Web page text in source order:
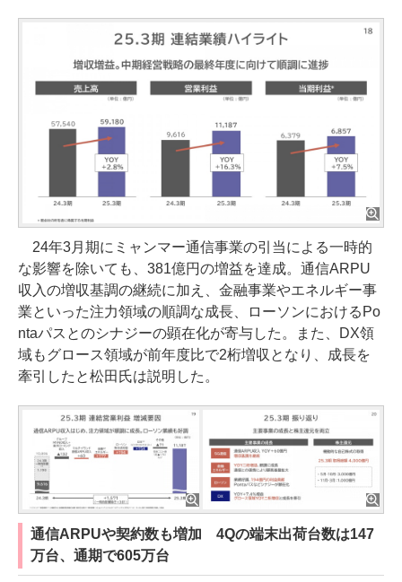
24年3月期にミャンマー通信事業の引当による一時的
な影響を除いても、381億円の増益を達成。通信ARPU
収入の増収基調の継続に加え、金融事業やエネルギー事
業といった注力領域の順調な成長、ローソンにおけるPo
ntaパスとのシナジーの顕在化が寄与した。また、DX領
域もグロース領域が前年度比で2桁増収となり、成長を
牽引したと松田氏は説明した。
通信ARPUや契約数も増加 4Qの端末出荷台数は147
万台、通期で605万台